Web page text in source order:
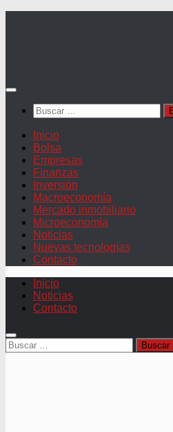
Buscar:
Inicio
Bolsa
Empresas
Finanzas
Inversión
Macroeconomía
Mercado inmobiliario
Microeconomía
Noticias
Nuevas tecnologías
Contacto
Inicio
Noticias
Contacto
Buscar: